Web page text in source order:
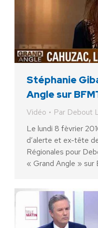
Stéphanie
Angle sur
Vidéo Par Debout
Le lundi 8 fèvrier
d’alerte et ex-tête
Régionales pour
« Grand Angle »